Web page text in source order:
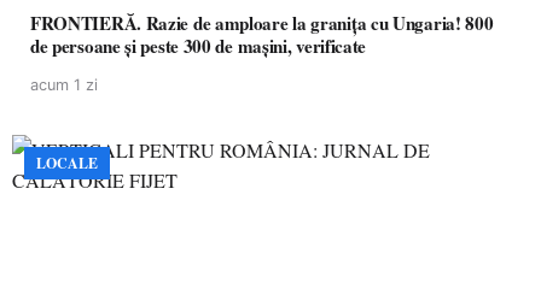
FRONTIERĂ. Razie de amploare la granița cu Ungaria! 800
de persoane și peste 300 de mașini, verificate
acum 1 zi
LOCALE